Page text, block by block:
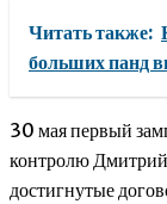
Читать также:
больших панд
30 мая первый
контролю
достигнутые